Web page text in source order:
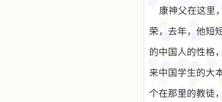
康神父在这里
荣，去年，他短
的中国人的性格
来中国学生的大
个在那里的教徒